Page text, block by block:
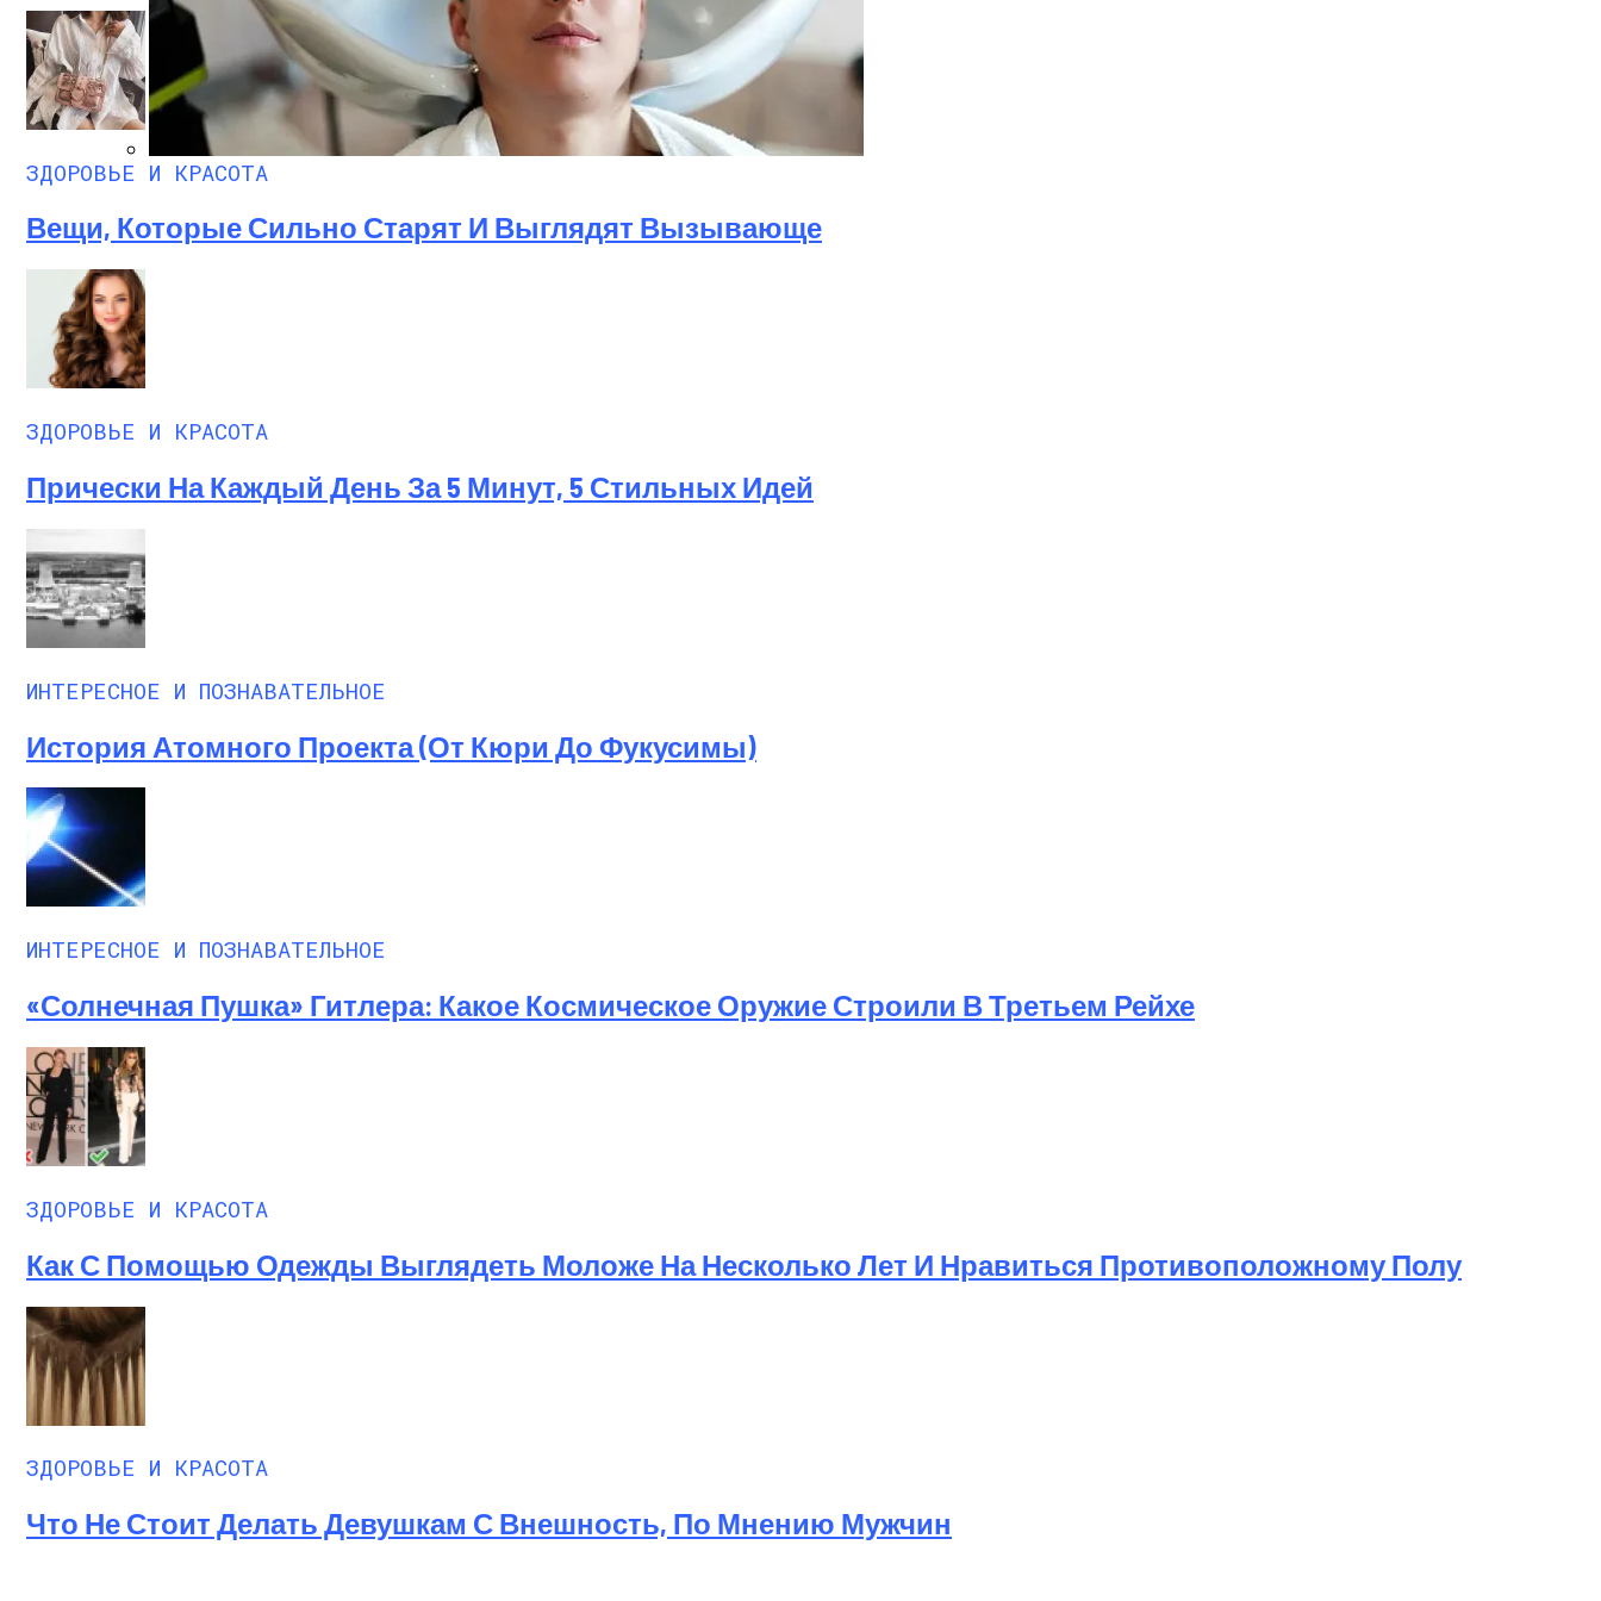
ЗДОРОВЬЕ И КРАСОТА
Вещи, Которые Сильно Старят И Выглядят Вызывающе
ЗДОРОВЬЕ И КРАСОТА
Прически На Каждый День За 5 Минут, 5 Стильных Идей
ИНТЕРЕСНОЕ И ПОЗНАВАТЕЛЬНОЕ
История Атомного Проекта (от Кюри До Фукусимы)
ИНТЕРЕСНОЕ И ПОЗНАВАТЕЛЬНОЕ
«Солнечная Пушка» Гитлера: Какое Космическое Оружие Строили В Третьем Рейхе
ЗДОРОВЬЕ И КРАСОТА
Как С Помощью Одежды Выглядеть Моложе На Несколько Лет И Нравиться Противоположному Полу
ЗДОРОВЬЕ И КРАСОТА
Что Не Стоит Делать Девушкам С Внешность, По Мнению Мужчин